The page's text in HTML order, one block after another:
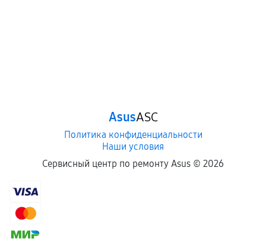
отдельных условиях.
Если комплектующие куплены
сохраняться полностью или частично, если
соблюдены следующие условия:
AsusASC
Политика конфиденциальности
Наши условия
Сервисный центр по ремонту Asus © 2026